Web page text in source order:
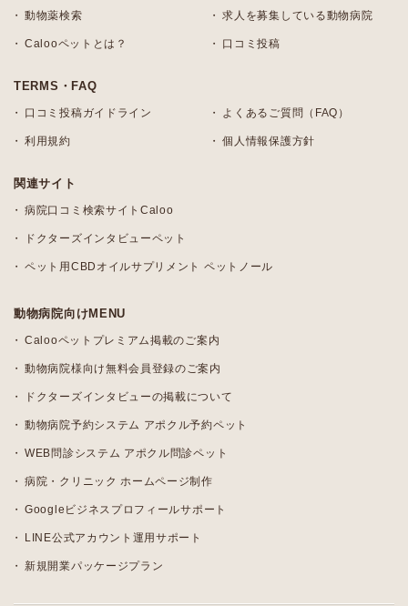
動物薬検索 求人を募集している動物病院
Calooペットとは？ 口コミ投稿
TERMS・FAQ
口コミ投稿ガイドライン よくあるご質問（FAQ）
利用規約 個人情報保護方針
関連サイト
病院口コミ検索サイトCaloo
ドクターズインタビューペット
ペット用CBDオイルサプリメント ペットノール
動物病院向けMENU
Calooペットプレミアム掲載のご案内
動物病院様向け無料会員登録のご案内
ドクターズインタビューの掲載について
動物病院予約システム アポクル予約ペット
WEB問診システム アポクル問診ペット
病院・クリニック ホームページ制作
Googleビジネスプロフィールサポート
LINE公式アカウント運用サポート
新規開業パッケージプラン